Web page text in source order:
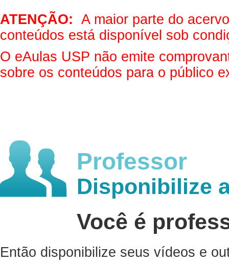
ATENÇÃO: A maior parte do
conteúdos está disponível sob
O eAulas USP não emite
sobre os conteúdos para o público
Professor
Disponibilize
Você é
Então disponibilize seus vídeos e